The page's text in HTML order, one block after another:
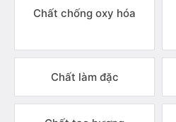
Chất chống oxy hóa
Chất làm đặc